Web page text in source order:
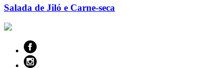
Salada de Jiló e Carne-seca